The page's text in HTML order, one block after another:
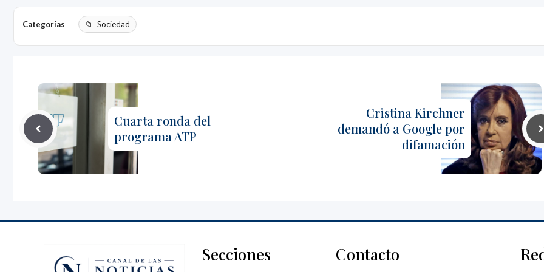
Categorías Sociedad
Cuarta ronda del
programa ATP
Cristina Kirchner
demandó a Google por
difamación
Secciones Contacto